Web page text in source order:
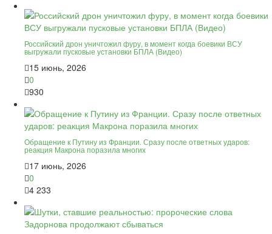
Российский дрон уничтожил фуру, в момент когда боевики ВСУ
выгружали пусковые установки БПЛА (Видео)
15 июнь, 2026
0
930
Обращение к Путину из Франции. Сразу после ответных ударов:
реакция Макрона поразила многих
17 июнь, 2026
0
4 233